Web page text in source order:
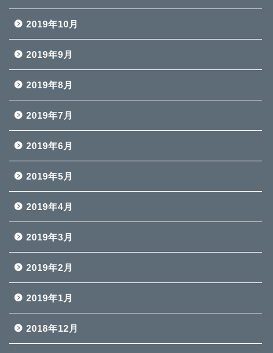
2019年10月
2019年9月
2019年8月
2019年7月
2019年6月
2019年5月
2019年4月
2019年3月
2019年2月
2019年1月
2018年12月